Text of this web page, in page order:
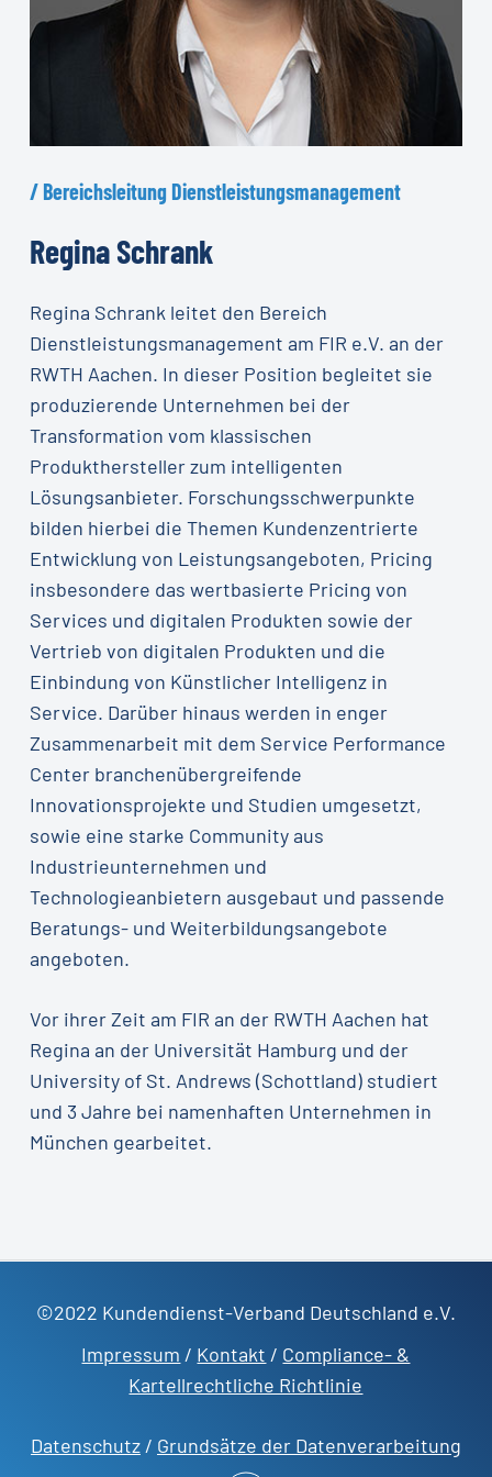
/BereichsleitungDienstleistungsmanagement
ReginaSchrank
Regina Schrank leitet den Bereich
Dienstleistungsmanagement am FIR e.V. an der
RWTH Aachen. In dieser Position begleitet sie
produzierende Unternehmen bei der
Transformation vom klassischen
Produkthersteller zum intelligenten
Lösungsanbieter. Forschungsschwerpunkte
bilden hierbei die Themen Kundenzentrierte
Entwicklung von Leistungsangeboten, Pricing
insbesondere das wertbasierte Pricing von
Services und digitalen Produkten sowie der
Vertrieb von digitalen Produkten und die
Einbindung von Künstlicher Intelligenz in
Service. Darüber hinaus werden in enger
Zusammenarbeit mit dem Service Performance
Center branchenübergreifende
Innovationsprojekte und Studien umgesetzt,
sowie eine starke Community aus
Industrieunternehmen und
Technologieanbietern ausgebaut und passende
Beratungs- und Weiterbildungsangebote
angeboten.
Vor ihrer Zeit am FIR an der RWTH Aachen hat
Regina an der Universität Hamburg und der
University of St. Andrews (Schottland) studiert
und 3 Jahre bei namenhaften Unternehmen in
München gearbeitet.
©2022 Kundendienst-Verband Deutschland e.V.
Impressum / Kontakt / Compliance- &
Kartellrechtliche Richtlinie
Datenschutz/ Grundsätze der Datenverarbeitung